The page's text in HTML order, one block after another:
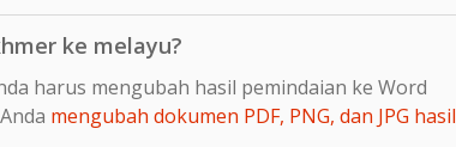
ke melayu?
harus mengubah hasil pemindaian ke Word
mengubah dokumen PDF, PNG, dan JPG hasil